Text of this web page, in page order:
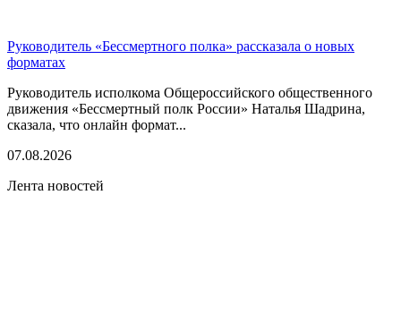
Руководитель «Бессмертного полка» рассказала о новых
форматах
Руководитель исполкома Общероссийского общественного
движения «Бессмертный полк России» Наталья Шадрина,
сказала, что онлайн формат...
07.08.2026
Лента новостей